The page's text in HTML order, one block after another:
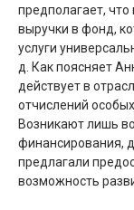
предполагает,
выручки в фонд,
услуги
д. Как поясняет
действует в
отчислений
Возникают лишь
финансирования,
предлагали
возможность